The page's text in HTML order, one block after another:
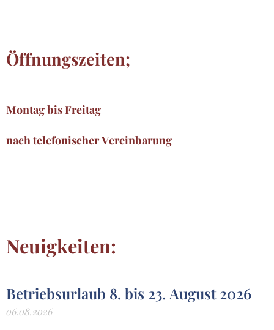
Öffnungszeiten;
Montag bis Freitag
nach telefonischer Vereinbarung
Neuigkeiten:
Betriebsurlaub 8. bis 23. August 2026
06.08.2026